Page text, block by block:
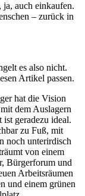
auch einkaufen.
– zurück in
es also nicht.
Artikel passen.
hat die Vision
dem Auslagern
geradezu ideal.
zu Fuß, mit
noch unterirdisch
von einem
Bürgerforum und
Arbeitsräumen
und einem grünen